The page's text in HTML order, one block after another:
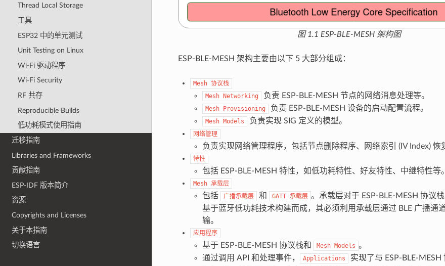
Thread Local Storage
工具
ESP32 中的单元测试
Unit Testing on Linux
Wi-Fi 驱动程序
Wi-Fi Security
RF 共存
Reproducible Builds
低功耗模式使用指南
迁移指南
Libraries and Frameworks
贡献指南
ESP-IDF 版本简介
资源
Copyrights and Licenses
关于本指南
切换语言
图 1.1 ESP-BLE-MESH 架构图
ESP-BLE-MESH 架构主要由以下 5 大部分组成：
Mesh 协议栈
Mesh
Networking 负责 ESP-BLE-MESH 节点的网络消息处理等。
Mesh Provisioning 负责 ESP-BLE-MESH 设备的启动配置流程。
Mesh Models 负责实现 SIG 定义的模型。
网络管理
负责实现网络管理程序，包括节点删除程序、网络索引 (IV Index) 恢
特性
包括 ESP-BLE-MESH 特性，如低功耗特性、好友特性、中继特性等。
Mesh 承载层
包括 广播承载层 和 GATT 承载层 。承载层对于 ESP-BLE-MESH 协议
基于蓝牙低功耗技术构建而成，其必须利用承载层通过 BLE 广播通
输。
应用程序
基于 ESP-BLE-MESH 协议栈和 Mesh Models 。
通过调用 API 和处理事件，
Applications 实现了与 ESP-BLE-MESH